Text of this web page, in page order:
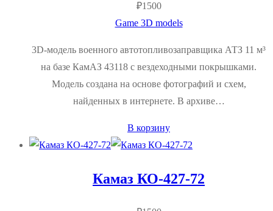
₽1500
Game 3D models
3D-модель военного автотопливозаправщика АТЗ 11 м³
на базе КамАЗ 43118 с вездеходными покрышками.
Модель создана на основе фотографий и схем,
найденных в интернете. В архиве…
В корзину
Камаз КО-427-72